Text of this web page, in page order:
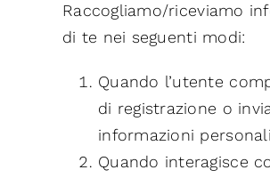
Raccogliamo/riceviamo
di te nei seguenti modi:
Quando l’utente
di registrazione o invia
informazioni personali
Quando interagisce